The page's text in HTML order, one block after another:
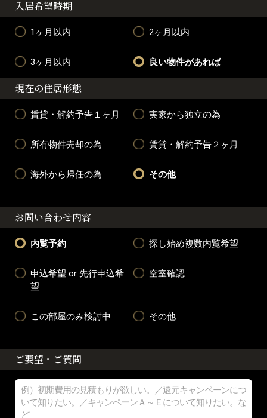
入居希望時期
1ヶ月以内 2ヶ月以内
3ヶ月以内 良い物件があれば
現在の住居形態
賃貸・解約予告１ヶ月 実家から独立の為
所有物件売却の為 賃貸・解約予告２ヶ月
海外から帰任の為 その他
お問い合わせ内容
内覧予約 探し始め複数内覧希望
申込希望 or 先行申込希
望
空室確認
この部屋のみ検討中 その他
ご要望・ご質問